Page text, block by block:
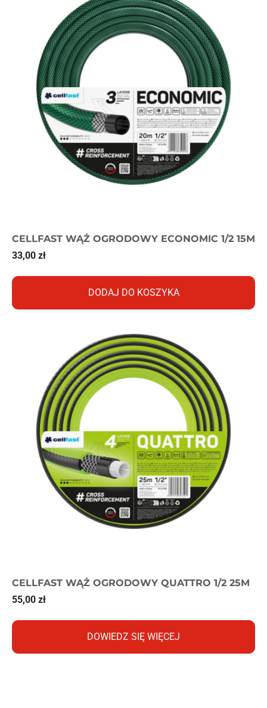
CELLFAST WĄŻ OGRODOWY ECONOMIC 1/2 15M
33,00 zł
DODAJ DO KOSZYKA
CELLFAST WĄŻ OGRODOWY QUATTRO 1/2 25M
55,00 zł
DOWIEDZ SIĘ WIĘCEJ